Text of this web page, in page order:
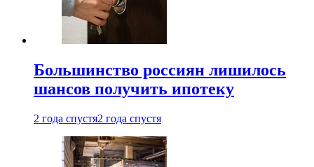
Большинство россиян лишилось
шансов получить ипотеку
2 года спустя2 года спустя